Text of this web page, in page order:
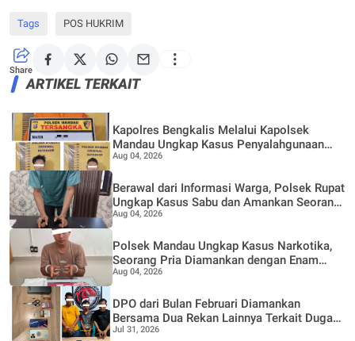
Tags POS HUKRIM
Share
ARTIKEL TERKAIT
Kapolres Bengkalis Melalui Kapolsek
Mandau Ungkap Kasus Penyalahgunaan
Ekstasi di KTV VIP Duri, Tiga Orang
Diamankan
Aug 04, 2026
Berawal dari Informasi Warga, Polsek Rupat
Ungkap Kasus Sabu dan Amankan Seorang
Pria
Aug 04, 2026
Polsek Mandau Ungkap Kasus Narkotika,
Seorang Pria Diamankan dengan Enam
Paket Diduga Sabu
Aug 04, 2026
DPO dari Bulan Februari Diamankan
Bersama Dua Rekan Lainnya Terkait Dugaan
Peredaran Narkotika Jenis Sabu
Jul 31, 2026